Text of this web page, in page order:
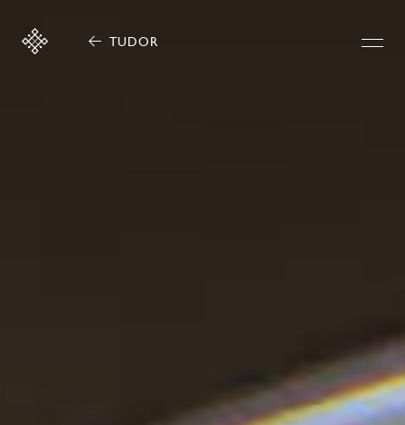
TUDOR